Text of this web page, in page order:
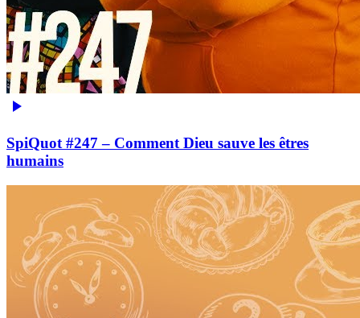
SpiQuot #247 – Comment Dieu sauve les êtres
humains